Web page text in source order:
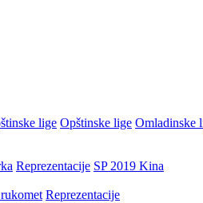
lige Opštinske lige Omladinske
Reprezentacije SP 2019 Kina
Reprezentacije